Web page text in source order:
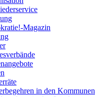
Magazin
in den Kommunen